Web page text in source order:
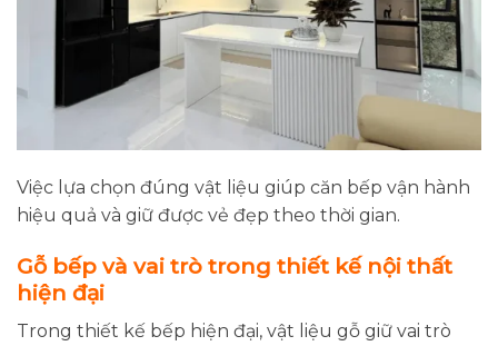
Việc lựa chọn đúng vật liệu giúp căn bếp vận hành
hiệu quả và giữ được vẻ đẹp theo thời gian.
Gỗ bếp và vai trò trong thiết kế nội thất
hiện đại
Trong thiết kế bếp hiện đại, vật liệu gỗ giữ vai trò